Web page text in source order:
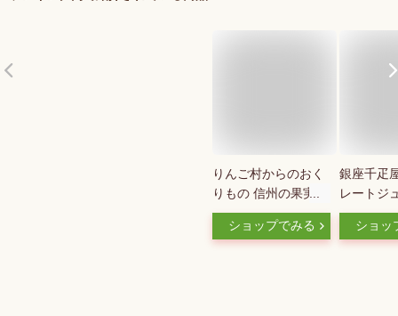
りんご村からのおく
りもの 信州の果実ジ
ュースセット200ml
【送料無料 のし包装
ショップでみる
銀座千疋
レートジ
入 フルー
ギフト
ショッ